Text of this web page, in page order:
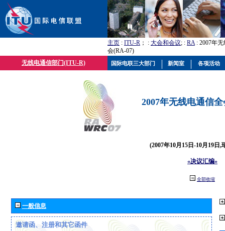
主页 : ITU-R ； : 大会和会议; : RA: 2007年
会(RA-07)
无线电通信部门(ITU-R)
2007年无线电通信
(2007年10月15日-10月19日,
«决议汇编»
全部收缩
一般信息
邀请函、注册和其它函件
国际电联三大部门 新闻室 各项活动